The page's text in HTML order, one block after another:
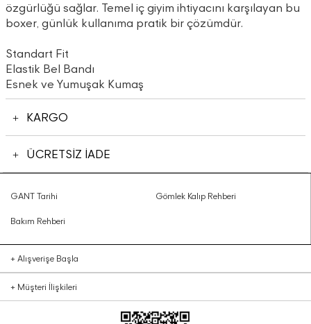
özgürlüğü sağlar. Temel iç giyim ihtiyacını karşılayan bu
boxer, günlük kullanıma pratik bir çözümdür.
Standart Fit
Elastik Bel Bandı
Esnek ve Yumuşak Kumaş
KARGO
ÜCRETSİZ İADE
GANT Tarihi Gömlek Kalıp Rehberi
Bakım Rehberi
+ Alışverişe Başla
+ Müşteri İlişkileri